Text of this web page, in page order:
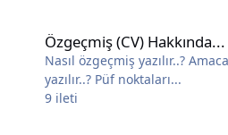
Özgeçmiş (CV) Hakkında...
Nasıl özgeçmiş yazılır..?
yazılır..? Püf noktaları...
9 ileti